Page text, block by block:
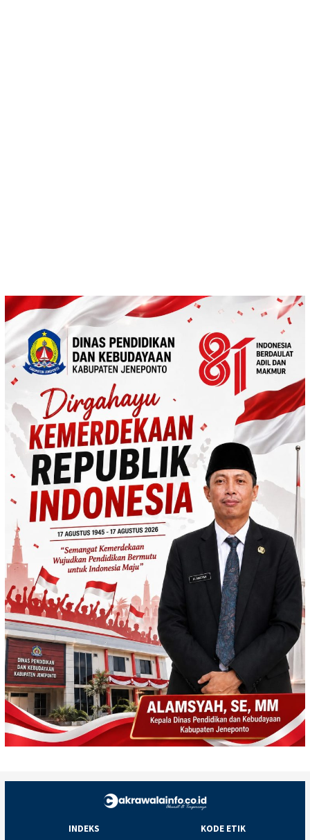
INDEKS KODE ETIK